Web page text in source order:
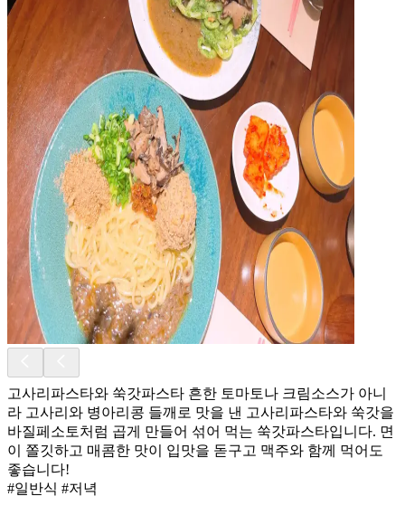
고사리파스타와 쑥갓파스타 흔한 토마토나 크림소스가 아니
라 고사리와 병아리콩 들깨로 맛을 낸 고사리파스타와 쑥갓을
바질페소토처럼 곱게 만들어 섞어 먹는 쑥갓파스타입니다. 면
이 쫄깃하고 매콤한 맛이 입맛을 돋구고 맥주와 함께 먹어도
좋습니다!
#일반식 #저녁